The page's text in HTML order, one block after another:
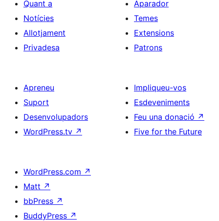
Quant a
Notícies
Allotjament
Privadesa
Aparador
Temes
Extensions
Patrons
Apreneu
Suport
Desenvolupadors
WordPress.tv ↗
Impliqueu-vos
Esdeveniments
Feu una donació ↗
Five for the Future
WordPress.com ↗
Matt ↗
bbPress ↗
BuddyPress ↗